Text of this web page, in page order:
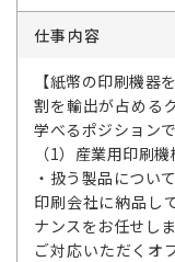
仕事内容
【紙幣の印刷機器
割を輸出が占める
学べるポジションで
（1）産業用印刷
・扱う製品について
印刷会社に納品し
ナンスをお任せしま
ご対応いただくオ